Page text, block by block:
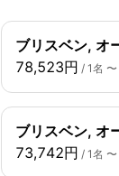
ブリスベン, オ
78,523円 / 1名 〜
ブリスベン, オ
73,742円 / 1名 〜